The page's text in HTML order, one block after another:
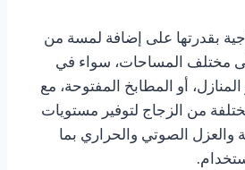
بقدرتها على إضافة لمسة من
مختلف المساحات، سواء في
أو المطابخ المفتوحة، مع
من الزجاج لتوفير مستويات
الصوتي والحراري بما